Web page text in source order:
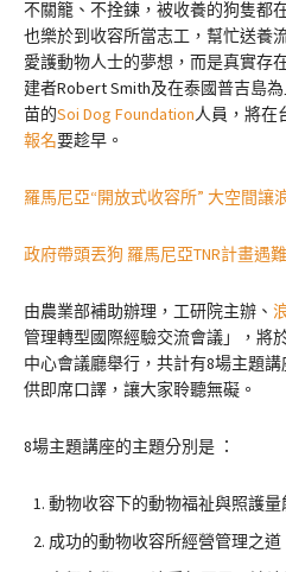
不關籠、不拴鍊，被收養的狗隻都
也樂於到收容所當志工，幫忙送
愛護動物人士的夢想，而是真實存
建者Robert Smith及在泰國普吉島
苗的Soi Dog Foundation人員，將在
報名要趁早。
羅馬尼亞“開放式收容所” 大空間讓
政府帶頭丟狗 羅馬尼亞TNR計畫遇
由農業部補助辦理，工研院主辦、
管理轉型國際經驗交流會議」，將
中心會議廳舉行，共計有8場主題
供即席口譯，讓大家聆聽無礙。
8場主題講座的主題分別是 ：
動物收容下的動物福祉與照護量
成功的動物收容所經營管理之道